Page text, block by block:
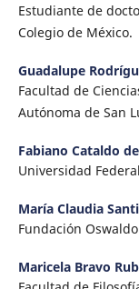
Estudiante de
Colegio de México.
Guadalupe
Facultad de
Autónoma de San
Fabiano Cataldo
Universidad
María Claudia
Fundación
Maricela Bravo